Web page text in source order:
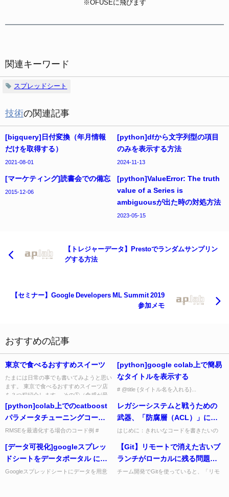
※OFUSEに飛びます
関連キーワード
スプレッドシート
技術の関連記事
[bigquery]日付変換（年月情報
だけを取得する）
2021-08-01
[python]dfから文字列型の項目
のみを表示する方法
2024-11-13
[マーケティング]読書会での備忘
2015-12-06
[python]ValueError: The truth
value of a Series is
ambiguousが出た時の対処方法
2023-05-15
【トレジャーデータ】Prestoでランダムサンプリン
グする方法
【セミナー】Google Developers ML Summit 2019
参加メモ
おすすめの記事
東京で食べるおすすめスイーツ
たまには日常の事でも書いてみようと思い
ます。 東京で食べるおすすめスイーツ店
を３つ程紹介します。 その①（食感が最
高！） パティスリー・サダ...
[python]google colab上で簡易
なタイトルを表示する
# @title {タイトル名を入れる}...
[python]colab上でのcatboost
パラメータチューニングコード
例
RMSEを最適化する場合のコード例 #
ライブラリをインポート im...
レガシーシステムと戦うための
武器、「防腐層（ACL）」につ
いて
はじめに：きれいなコードを書きたいの
で、読みやすくて、変更しやすいコード」
を書きたいと思いますよね。 で...
[データ可視化]googleスプレッ
ドシートをデータポータル に接
続する方法
Googleスプレッドシートにデータを用意
【Git】リモートで消えた古いブ
ランチがローカルに残る問題は
「git fetch --prune」で解決！自
チーム開発でGitを使っていると、「リモ